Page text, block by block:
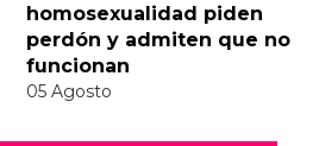
homosexualidad piden
perdón y admiten que no
funcionan
05 Agosto